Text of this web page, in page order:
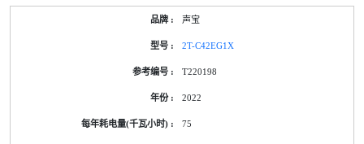
声宝
2T-C42EG1X
T220198
2022
75